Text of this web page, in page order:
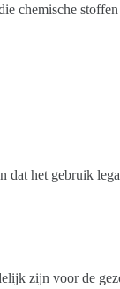
het gebruik
zijn voor de